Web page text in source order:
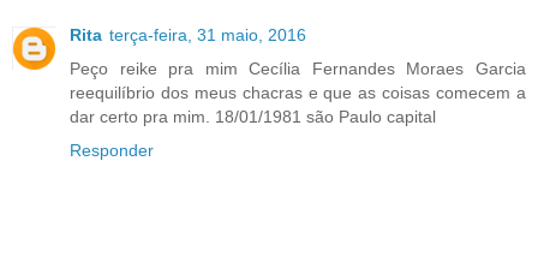
Rita terça-feira, 31 maio, 2016
Peço reike pra mim Cecília Fernandes Moraes Garcia
reequilíbrio dos meus chacras e que as coisas comecem a
dar certo pra mim. 18/01/1981 são Paulo capital
Responder